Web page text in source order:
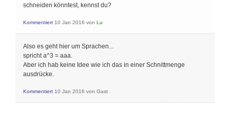
schneiden könntest, kennst du?
Kommentiert 10 Jan 2016 von Lu
Also es geht hier um Sprachen...
spricht a^3 = aaa.
Aber ich hab keine Idee wie ich das in einer Schnittmenge
ausdrücke.
Kommentiert 10 Jan 2016 von Gast